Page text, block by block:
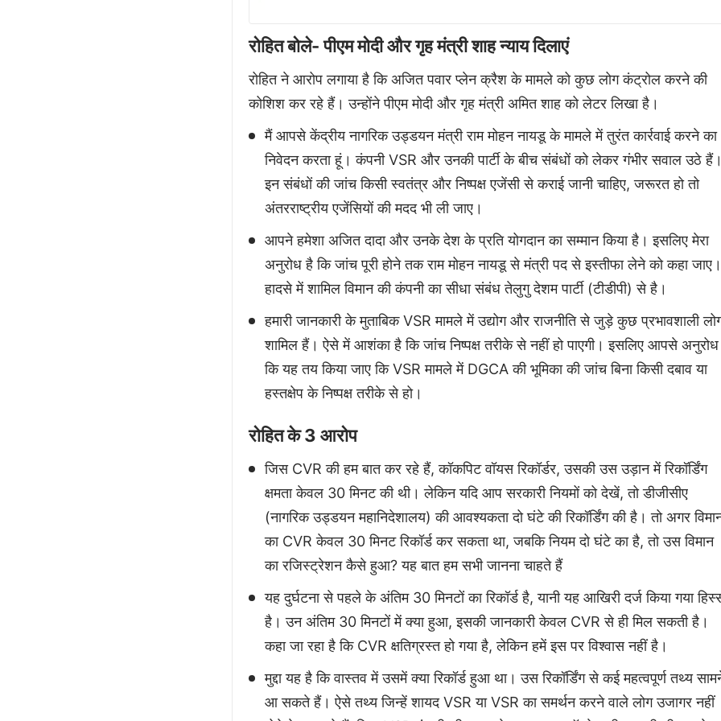
रोहित बोले- पीएम मोदी और गृह मंत्री शाह न्याय दिलाएं
रोहित ने आरोप लगाया है कि अजित पवार प्लेन क्रैश के मामले को कुछ लोग कंट्रोल करने की
कोशिश कर रहे हैं। उन्होंने पीएम मोदी और गृह मंत्री अमित शाह को लेटर लिखा है।
मैं आपसे केंद्रीय नागरिक उड्डयन मंत्री राम मोहन नायडू के मामले में तुरंत कार्रवाई करने का
निवेदन करता हूं। कंपनी VSR और उनकी पार्टी के बीच संबंधों को लेकर गंभीर सवाल उठे हैं।
इन संबंधों की जांच किसी स्वतंत्र और निष्पक्ष एजेंसी से कराई जानी चाहिए, जरूरत हो तो
अंतरराष्ट्रीय एजेंसियों की मदद भी ली जाए।
आपने हमेशा अजित दादा और उनके देश के प्रति योगदान का सम्मान किया है। इसलिए मेरा
अनुरोध है कि जांच पूरी होने तक राम मोहन नायडू से मंत्री पद से इस्तीफा लेने को कहा जाए।
हादसे में शामिल विमान की कंपनी का सीधा संबंध तेलुगु देशम पार्टी (टीडीपी) से है।
हमारी जानकारी के मुताबिक VSR मामले में उद्योग और राजनीति से जुड़े कुछ प्रभावशाली
शामिल हैं। ऐसे में आशंका है कि जांच निष्पक्ष तरीके से नहीं हो पाएगी। इसलिए आपसे
कि यह तय किया जाए कि VSR मामले में DGCA की भूमिका की जांच बिना किसी दबाव या
हस्तक्षेप के निष्पक्ष तरीके से हो।
रोहित के 3 आरोप
जिस CVR की हम बात कर रहे हैं, कॉकपिट वॉयस रिकॉर्डर, उसकी उस उड़ान में रिकॉर्डिंग
क्षमता केवल 30 मिनट की थी। लेकिन यदि आप सरकारी नियमों को देखें, तो डीजीसीए
(नागरिक उड्डयन महानिदेशालय) की आवश्यकता दो घंटे की रिकॉर्डिंग की है। तो अगर
का CVR केवल 30 मिनट रिकॉर्ड कर सकता था, जबकि नियम दो घंटे का है, तो उस विमान
का रजिस्ट्रेशन कैसे हुआ? यह बात हम सभी जानना चाहते हैं
यह दुर्घटना से पहले के अंतिम 30 मिनटों का रिकॉर्ड है, यानी यह आखिरी दर्ज किया गया
है। उन अंतिम 30 मिनटों में क्या हुआ, इसकी जानकारी केवल CVR से ही मिल सकती है।
कहा जा रहा है कि CVR क्षतिग्रस्त हो गया है, लेकिन हमें इस पर विश्वास नहीं है।
मुद्दा यह है कि वास्तव में उसमें क्या रिकॉर्ड हुआ था। उस रिकॉर्डिंग से कई महत्वपूर्ण तथ्य
आ सकते हैं। ऐसे तथ्य जिन्हें शायद VSR या VSR का समर्थन करने वाले लोग उजागर नहीं